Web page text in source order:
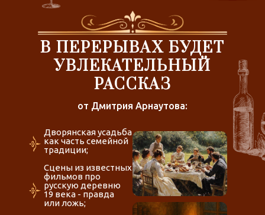
В ПЕРЕРЫВАХ БУДЕТ
УВЛЕКАТЕЛЬНЫЙ
РАССКАЗ
от Дмитрия Арнаутова:
Дворянская усадьба
как часть семейной
традиции;
Сцены из известных
фильмов про
русскую деревню
19 века - правда
или ложь;